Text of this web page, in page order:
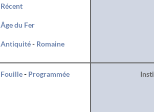
Récent
Âge du Fer
Antiquité- Romaine
Fouille- Programmée